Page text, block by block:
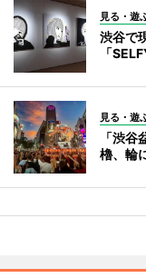
見る・遊
渋谷で
「
見る・遊
「渋
櫓、輪